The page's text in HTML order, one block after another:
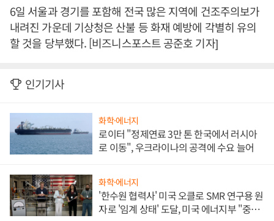
6일 서울과 경기를 포함해 전국 많은 지역에 건조주의보가
내려진 가운데 기상청은 산불 등 화재 예방에 각별히 유의
할 것을 당부했다. [비즈니스포스트 공준호 기자]
인기기사
화학·에너지
로이터 "정제연료 3만 톤 한국에서 러시아
로 이동", 우크라이나의 공격에 수요 늘어
화학·에너지
'한수원 협력사' 미국 오클로 SMR 연구용 원
자로 '임계 상태' 도달, 미국 에너지부 "중요